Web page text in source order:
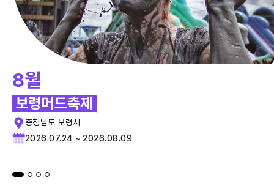
8월
보령머드축제
충청남도 보령시
2026.07.24 ~ 2026.08.09